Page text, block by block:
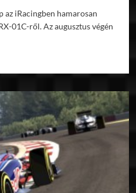
az iRacingben hamarosan
01C-ről. Az augusztus végén